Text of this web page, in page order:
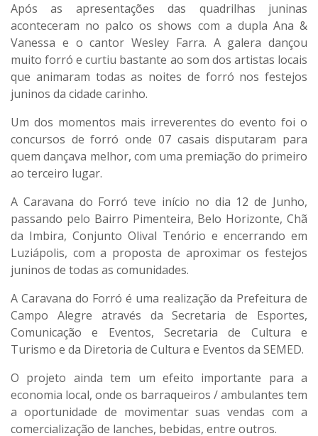
Após as apresentações das quadrilhas juninas
aconteceram no palco os shows com a dupla Ana &
Vanessa e o cantor Wesley Farra. A galera dançou
muito forró e curtiu bastante ao som dos artistas locais
que animaram todas as noites de forró nos festejos
juninos da cidade carinho.
Um dos momentos mais irreverentes do evento foi o
concursos de forró onde 07 casais disputaram para
quem dançava melhor, com uma premiação do primeiro
ao terceiro lugar.
A Caravana do Forró teve início no dia 12 de Junho,
passando pelo Bairro Pimenteira, Belo Horizonte, Chã
da Imbira, Conjunto Olival Tenório e encerrando em
Luziápolis, com a proposta de aproximar os festejos
juninos de todas as comunidades.
A Caravana do Forró é uma realização da Prefeitura de
Campo Alegre através da Secretaria de Esportes,
Comunicação e Eventos, Secretaria de Cultura e
Turismo e da Diretoria de Cultura e Eventos da SEMED.
O projeto ainda tem um efeito importante para a
economia local, onde os barraqueiros / ambulantes tem
a oportunidade de movimentar suas vendas com a
comercialização de lanches, bebidas, entre outros.